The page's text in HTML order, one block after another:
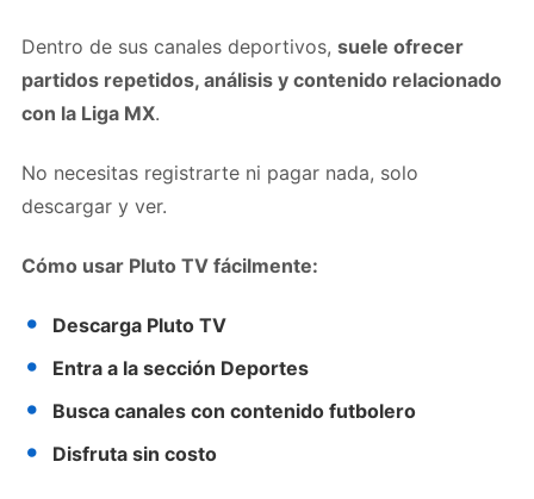
Dentro de sus canales deportivos, suele ofrecer
partidos repetidos, análisis y contenido relacionado
con la Liga MX.
No necesitas registrarte ni pagar nada, solo
descargar y ver.
Cómo usar Pluto TV fácilmente:
Descarga Pluto TV
Entra a la sección Deportes
Busca canales con contenido futbolero
Disfruta sin costo